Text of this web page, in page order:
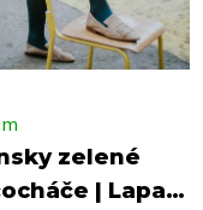
zelené
| Lapač